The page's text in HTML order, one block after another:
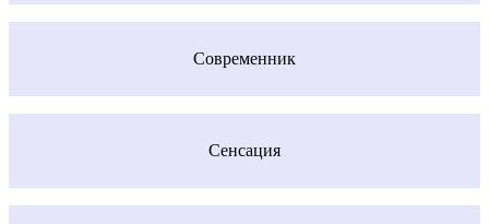
Современник
Сенсация